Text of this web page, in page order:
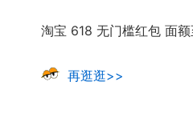
淘宝 618 无门槛红包 面
再逛逛>>